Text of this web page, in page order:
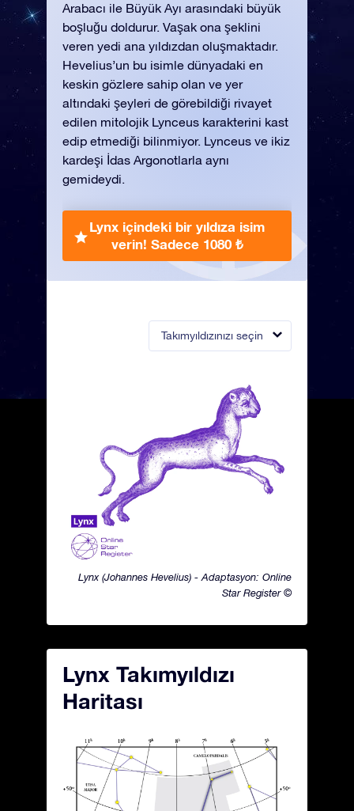
Takımyıldızınızı seçin
Lynx (Johannes Hevelius) - Adaptasyon: Online
Star Register ©
Arabacı ile Büyük Ayı arasındaki büyük
boşluğu doldurur. Vaşak ona şeklini
veren yedi ana yıldızdan oluşmaktadır.
Hevelius’un bu isimle dünyadaki en
keskin gözlere sahip olan ve yer
altındaki şeyleri de görebildiği rivayet
edilen mitolojik Lynceus karakterini kast
edip etmediği bilinmiyor. Lynceus ve ikiz
kardeşi İdas Argonotlarla aynı
gemideydi.
Lynx içindeki bir yıldıza isim
verin! Sadece 1080 ₺
Lynx Takımyıldızı
Haritası